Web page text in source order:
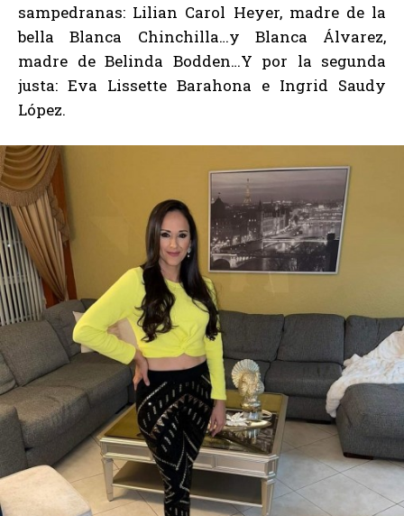
sampedranas: Lilian Carol Heyer, madre de la
bella Blanca Chinchilla…y Blanca Álvarez,
madre de Belinda Bodden…Y por la segunda
justa: Eva Lissette Barahona e Ingrid Saudy
López.